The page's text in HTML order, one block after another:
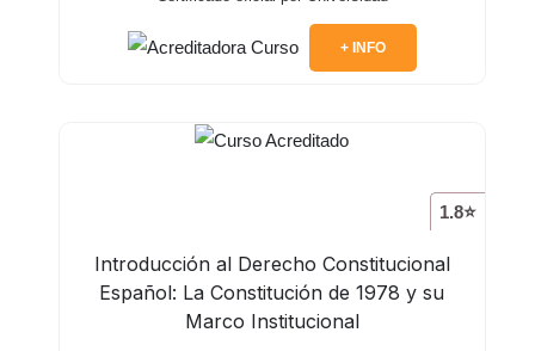
+ INFO
1.8⭐
Introducción al Derecho Constitucional
Español: La Constitución de 1978 y su
Marco Institucional